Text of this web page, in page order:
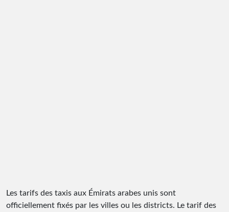
Les tarifs des taxis aux Émirats arabes unis sont
officiellement fixés par les villes ou les districts. Le tarif des